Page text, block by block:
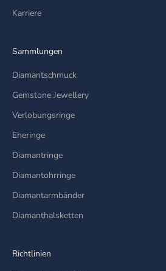
Karriere
Sammlungen
Diamantschmuck
Gemstone Jewellery
Verlobungsringe
Eheringe
Diamantringe
Diamantohrringe
Diamantarmbänder
Diamanthalsketten
Richtlinien